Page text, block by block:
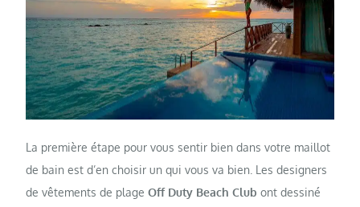
La première étape pour vous sentir bien dans votre maillot
de bain est d’en choisir un qui vous va bien. Les designers
de vêtements de plageOff Duty Beach Club ont dessiné